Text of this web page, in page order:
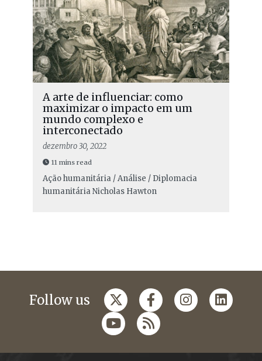
A arte de influenciar: como
maximizar o impacto em um
mundo complexo e
interconectado
dezembro 30, 2022
11 mins read
Ação humanitária / Análise / Diplomacia
humanitáriaNicholas Hawton
Follow us